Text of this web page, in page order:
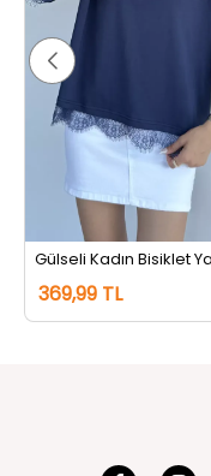
369,99 TL